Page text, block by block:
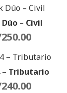
– Civil
250.00
– Tributario
240.00